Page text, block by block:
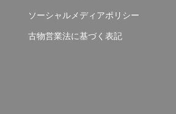
ソーシャルメディアポリシー
古物営業法に基づく表記